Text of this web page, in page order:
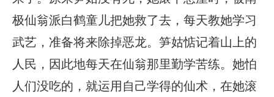
极仙翁派白鹤童儿把她救了去，每天教她学习
武艺，准备将来除掉恶龙。笋姑惦记着山上的
人民，因此地每天在仙翁那里勤学苦练。她怕
人们没吃的，就运用自己学得的仙术，在她滚